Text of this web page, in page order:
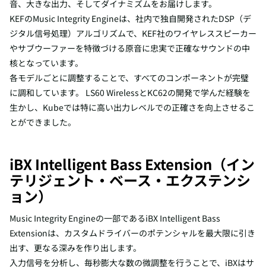
音、大きな出力、そしてダイナミズムをお届けします。
KEFのMusic Integrity Engineは、社内で独自開発されたDSP（デ
ジタル信号処理）アルゴリズムで、KEF社のワイヤレススピーカー
やサブウーファーを特徴づける原音に忠実で正確なサウンドの中
核となっています。
各モデルごとに調整することで、すべてのコンポーネントが完璧
に調和しています。 LS60 WirelessとKC62の開発で学んだ経験を
生かし、Kubeでは特に高い出力レベルでの正確さを向上させるこ
とができました。
iBX Intelligent Bass Extension（イン
テリジェント・ベース・エクステンシ
ョン）
Music Integrity Engineの一部であるiBX Intelligent Bass
Extensionは、カスタムドライバーのポテンシャルを最大限に引き
出す、更なる深みを作り出します。
入力信号を分析し、毎秒膨大な数の微調整を行うことで、iBXはサ